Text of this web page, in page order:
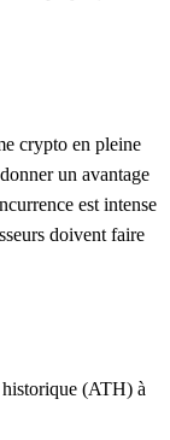
crypto en pleine
un avantage
est intense
doivent faire
(ATH) à